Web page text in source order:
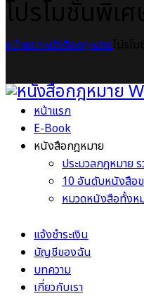
หน้าแรกหนังสือกฎหมาย
หน้าแรก
E-Book
หนังสือกฎหมาย
ประมวลกฎหมาย
10 อันดับหนังสือ
หมวดหนังสือทั้งห
แจ้งชำระเงิน
บัญชีของฉัน
บทความ
เกี่ยวกับเรา